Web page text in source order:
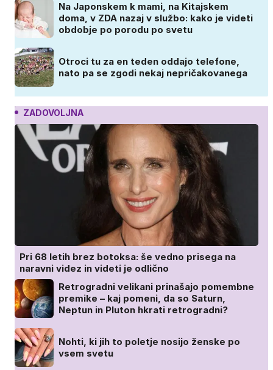
Na Japonskem k mami, na Kitajskem
doma, v ZDA nazaj v službo: kako je videti
obdobje po porodu po svetu
Otroci tu za en teden oddajo telefone,
nato pa se zgodi nekaj nepričakovanega
ZADOVOLJNA
Pri 68 letih brez botoksa: še vedno prisega na
naravni videz in videti je odlično
Retrogradni velikani prinašajo pomembne
premike – kaj pomeni, da so Saturn,
Neptun in Pluton hkrati retrogradni?
Nohti, ki jih to poletje nosijo ženske po
vsem svetu